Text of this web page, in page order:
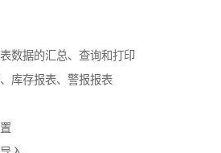
数据的汇总、查询和打印
库存报表、警报报表